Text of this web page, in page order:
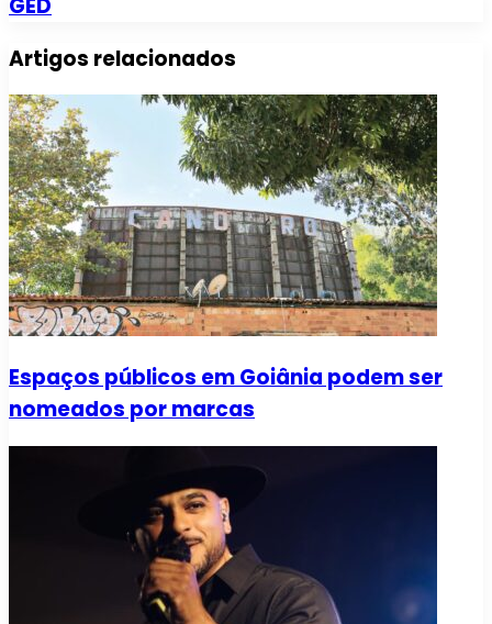
Artigos relacionados
Espaços públicos em Goiânia podem ser
nomeados por marcas